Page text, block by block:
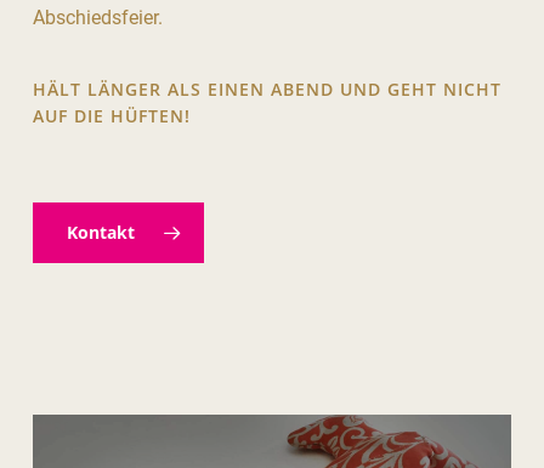
Abschiedsfeier.
HÄLT LÄNGER ALS EINEN ABEND UND GEHT NICHT
AUF DIE HÜFTEN!
Kontakt